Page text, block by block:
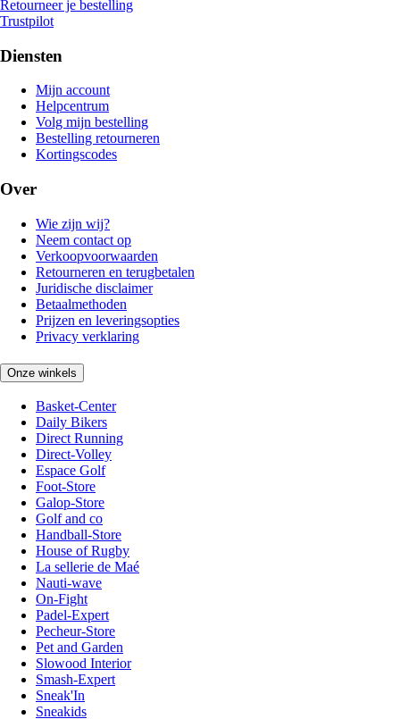
Retourneer je bestelling
Trustpilot
Diensten
Mijn account
Helpcentrum
Volg mijn bestelling
Bestelling retourneren
Kortingscodes
Over
Wie zijn wij?
Neem contact op
Verkoopvoorwaarden
Retourneren en terugbetalen
Juridische disclaimer
Betaalmethoden
Prijzen en leveringsopties
Privacy verklaring
Onze winkels
Basket-Center
Daily Bikers
Direct Running
Direct-Volley
Espace Golf
Foot-Store
Galop-Store
Golf and co
Handball-Store
House of Rugby
La sellerie de Maé
Nauti-wave
On-Fight
Padel-Expert
Pecheur-Store
Pet and Garden
Slowood Interior
Smash-Expert
Sneak'In
Sneakids